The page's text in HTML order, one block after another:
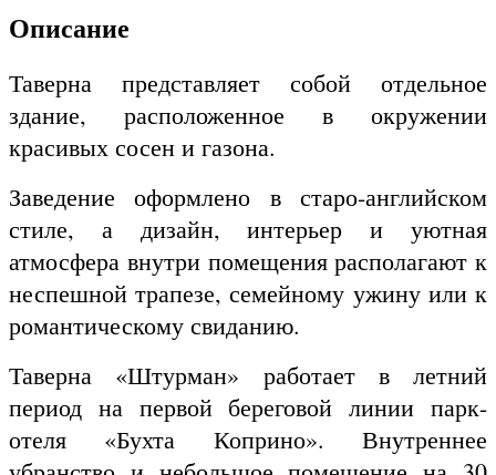
Описание
Таверна представляет собой отдельное
здание, расположенное в окружении
красивых сосен и газона.
Заведение оформлено в старо-английском
стиле, а дизайн, интерьер и уютная
атмосфера внутри помещения располагают к
неспешной трапезе, семейному ужину или к
романтическому свиданию.
Таверна «Штурман» работает в летний
период на первой береговой линии парк-
отеля «Бухта Коприно». Внутреннее